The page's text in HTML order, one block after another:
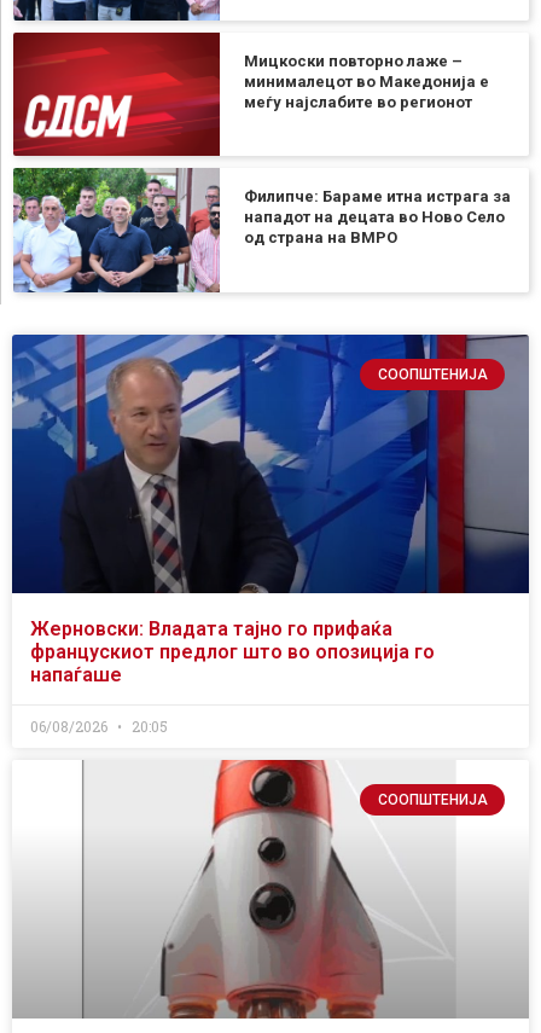
Мицкоски повторно лаже –
минималецот во Македонија е
меѓу најслабите во регионот
Филипче: Бараме итна истрага за
нападот на децата во Ново Село
од страна на ВМРО
СООПШТЕНИЈА
Жерновски: Владата тајно го прифаќа
францускиот предлог што во опозиција го
напаѓаше
06/08/2026 20:05
СООПШТЕНИЈА